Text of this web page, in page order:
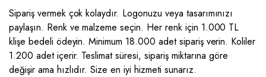
Sipariş vermek çok kolaydır. Logonuzu veya tasarımınızı
paylaşın. Renk ve malzeme seçin. Her renk için 1.000 TL
klişe bedeli ödeyin. Minimum 18.000 adet sipariş verin. Koliler
1.200 adet içerir. Teslimat süresi, sipariş miktarına göre
değişir ama hızlıdır. Size en iyi hizmeti sunarız.